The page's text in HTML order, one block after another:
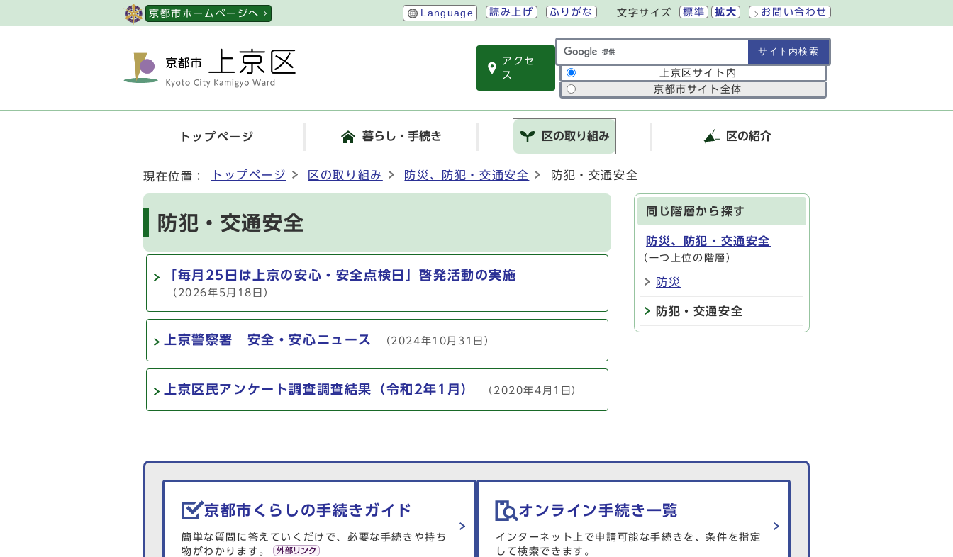
京都市ホームページへ Language 読み上げ ふりがな 文字サイズ 標準 拡大 お問い合わせ
アクセ
ス
サイト内検索の範囲
上京区サイト内
京都市サイト全体
トップページ 暮らし・手続き 区の取り組み 区の紹介
現在位置： トップページ 区の取り組み 防災、防犯・交通安全 防犯・交通安全
防犯・交通安全
「毎月25日は上京の安心・安全点検日」啓発活動の実施
（2026年5月18日）
上京警察署 安全・安心ニュース （2024年10月31日）
上京区民アンケート調査調査結果（令和2年1月） （2020年4月1日）
同じ階層から探す
防災、防犯・交通安全
（一つ上位の階層）
防災
防犯・交通安全
生活情報を探す
京都市くらしの手続きガイド
簡単な質問に答えていくだけで、必要な手続きや持ち
物がわかります。
オンライン手続き一覧
インターネット上で申請可能な手続きを、条件を指定
して検索できます。